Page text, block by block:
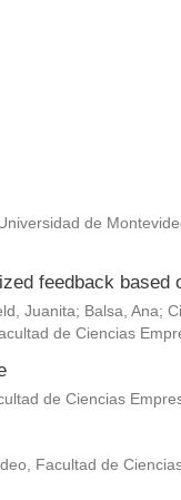
de
feedback based
Juanita; Balsa, Ana;
de Ciencias
de Ciencias
Facultad de